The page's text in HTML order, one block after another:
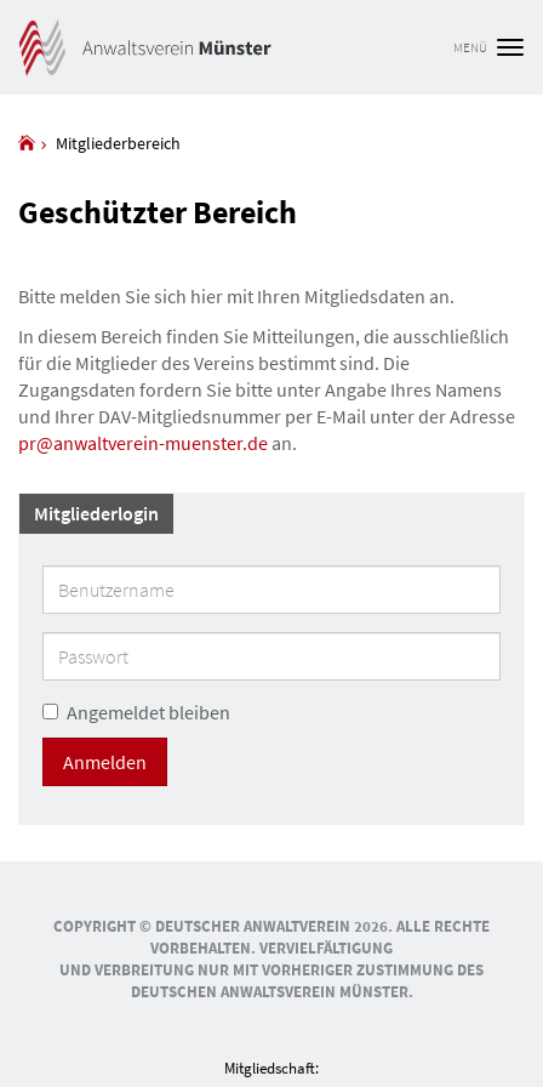
MENÜ
Mitgliederbereich
Geschützter Bereich
Bitte melden Sie sich hier mit Ihren Mitgliedsdaten an.
In diesem Bereich finden Sie Mitteilungen, die ausschließlich
für die Mitglieder des Vereins bestimmt sind. Die
Zugangsdaten fordern Sie bitte unter Angabe Ihres Namens
und Ihrer DAV-Mitgliedsnummer per E-Mail unter der Adresse
pr@anwaltverein-muenster.de an.
Mitgliederlogin
Angemeldet bleiben
Anmelden
COPYRIGHT © DEUTSCHER ANWALTVEREIN 2026. ALLE RECHTE
VORBEHALTEN. VERVIELFÄLTIGUNG
UND VERBREITUNG NUR MIT VORHERIGER ZUSTIMMUNG DES
DEUTSCHEN ANWALTSVEREIN MÜNSTER.
Mitgliedschaft: